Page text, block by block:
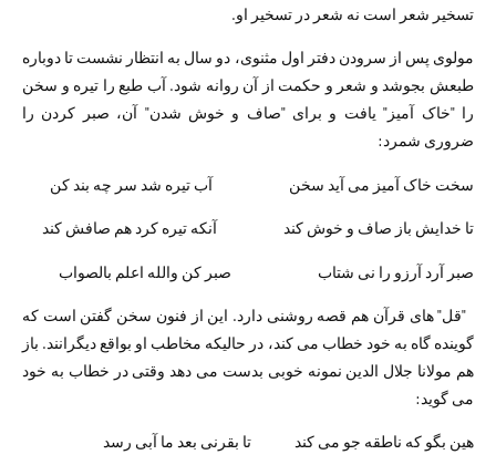
تسخیر شعر است نه شعر در تسخیر او.
مولوی پس از سرودن دفتر اول مثنوی، دو سال به انتظار نشست تا دوباره
طبعش بجوشد و شعر و حکمت از آن روانه شود. آب طبع را تیره و سخن
را "خاک آمیز" یافت و برای "صاف و خوش شدن" آن، صبر کردن را
ضروری شمرد:
سخت خاک آمیز می آید سخن آب تیره شد سر چه بند کن
تا خدایش باز صاف و خوش کند آنکه تیره کرد هم صافش کند
صبر آرد آرزو را نی شتاب صبر کن والله اعلم بالصواب
"قل" های قرآن هم قصه روشنی دارد. این از فنون سخن گفتن است که
گوینده گاه به خود خطاب می کند، در حالیکه مخاطب او بواقع دیگرانند. باز
هم مولانا جلال الدین نمونه خوبی بدست می دهد وقتی در خطاب به خود
می گوید:
هین بگو که ناطقه جو می کند تا بقرنی بعد ما آبی رسد